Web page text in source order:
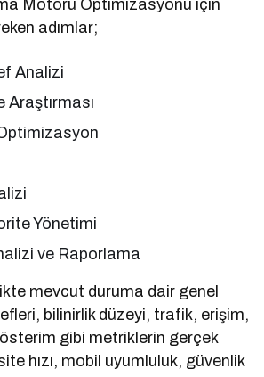
Motoru Optimizasyonu için
adımlar;
Analizi
Yönetimi
ve Raporlama
mevcut duruma dair genel
bilinirlik düzeyi, trafik, erişim,
gibi metriklerin gerçek
hızı, mobil uyumluluk, güvenlik